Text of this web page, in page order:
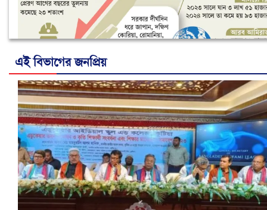
নানা সংকটে রিক্রুটিং এজেন্সি, হুমকির মুখে শ্রম রপ্তানি
এই বিভাগের জনপ্রিয়